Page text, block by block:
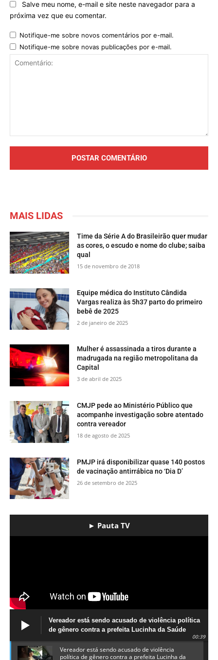
Salve meu nome, e-mail e site neste navegador para a
próxima vez que eu comentar.
Notifique-me sobre novos comentários por e-mail.
Notifique-me sobre novas publicações por e-mail.
MAIS LIDAS
Time da Série A do Brasileirão quer mudar
as cores, o escudo e nome do clube; saiba
qual
15 de novembro de 2018
Equipe médica do Instituto Cândida
Vargas realiza às 5h37 parto do primeiro
bebê de 2025
2 de janeiro de 2025
Mulher é assassinada a tiros durante a
madrugada na região metropolitana da
Capital
3 de abril de 2025
CMJP pede ao Ministério Público que
acompanhe investigação sobre atentado
contra vereador
18 de agosto de 2025
PMJP irá disponibilizar quase 140 postos
de vacinação antirrábica no ‘Dia D’
26 de setembro de 2025
► Pauta TV
Vereador está sendo acusado de violência política
de gênero contra a prefeita Lucinha da Saúde
00:39
Vereador está sendo acusado de violência
política de gênero contra a prefeita Lucinha da